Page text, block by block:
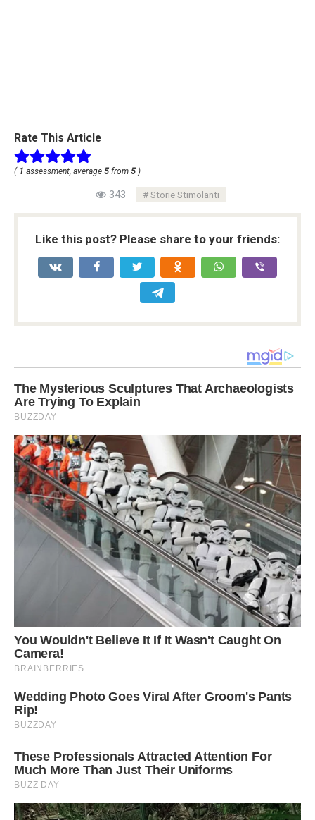
Rate This Article
( 1 assessment, average 5 from 5 )
343 Storie Stimolanti
Like this post? Please share to your friends: